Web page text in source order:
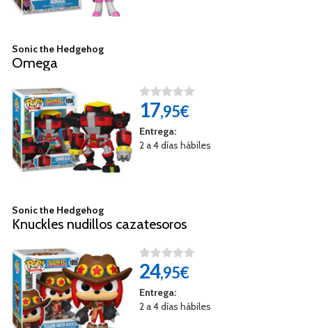
Sonic the Hedgehog
Omega
17,95€
Entrega:
2 a 4 días hábiles
Sonic the Hedgehog
Knuckles nudillos cazatesoros
24,95€
Entrega:
2 a 4 días hábiles